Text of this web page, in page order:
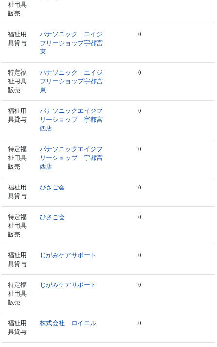
祉用具
販売
福祉用
具貸与
パナソニック エイジ
フリーショップ宇都宮
東
0
特定福
祉用具
販売
パナソニック エイジ
フリーショップ宇都宮
東
0
福祉用
具貸与
パナソニックエイジフ
リーショップ 宇都宮
西店
0
特定福
祉用具
販売
パナソニックエイジフ
リーショップ 宇都宮
西店
0
福祉用
具貸与
ひさご会 0
特定福
祉用具
販売
ひさご会 0
福祉用
具貸与
じがみケアサポート 0
特定福
祉用具
販売
じがみケアサポート 0
福祉用
具貸与
株式会社 ロイエル 0